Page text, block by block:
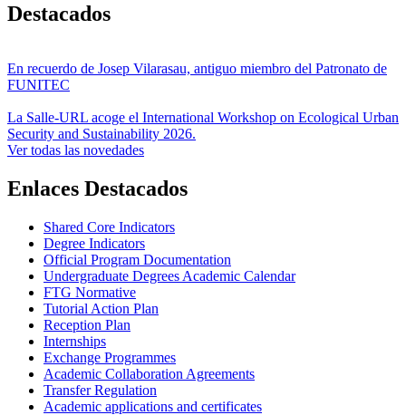
Destacados
En recuerdo de Josep Vilarasau, antiguo miembro del Patronato de
FUNITEC
La Salle-URL acoge el International Workshop on Ecological Urban
Security and Sustainability 2026.
Ver todas las novedades
Enlaces Destacados
Shared Core Indicators
Degree Indicators
Official Program Documentation
Undergraduate Degrees Academic Calendar
FTG Normative
Tutorial Action Plan
Reception Plan
Internships
Exchange Programmes
Academic Collaboration Agreements
Transfer Regulation
Academic applications and certificates